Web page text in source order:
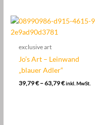
exclusive art
Jo’s Art – Leinwand
„blauer Adler“
39,79€–63,79€Preisspanne:
inkl. MwSt.